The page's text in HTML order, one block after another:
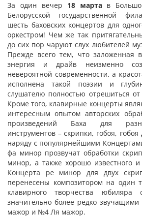
За один вечер 18 мартав
Белорусской государственной
шесть баховских концертов для
оркестром! Чем же так
до сих пор чаруют слух любителей
Прежде всего тем, что заложенная
энергия и драйв неизменно
невероятной современности, а
исполнена такой поэзии и
слушателю полностью отрешиться
Кроме того, клавирные концерты
интересным опытом авторских
произведений Баха для
инструментов – скрипки, гобоя,
наряду с популярнейшими
фа минор прозвучат обработки
минор, а также хорошо известного
Концерта ре минор для двух
перенесены композитором на один
клавирного творчества юбиляра
значительно более редко
мажор и №4 Ля мажор.